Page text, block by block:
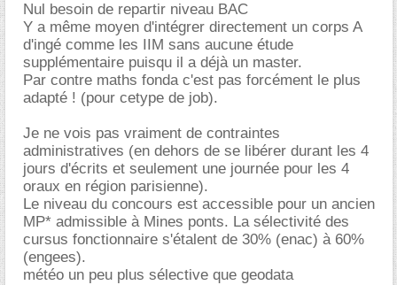
Nul besoin de repartir niveau BAC
Y a même moyen d'intégrer directement un corps A
d'ingé comme les IIM sans aucune étude
supplémentaire puisqu il a déjà un master.
Par contre maths fonda c'est pas forcément le plus
adapté ! (pour cetype de job).
Je ne vois pas vraiment de contraintes
administratives (en dehors de se libérer durant les 4
jours d'écrits et seulement une journée pour les 4
oraux en région parisienne).
Le niveau du concours est accessible pour un ancien
MP* admissible à Mines ponts. La sélectivité des
cursus fonctionnaire s'étalent de 30% (enac) à 60%
(engees).
météo un peu plus sélective que geodata